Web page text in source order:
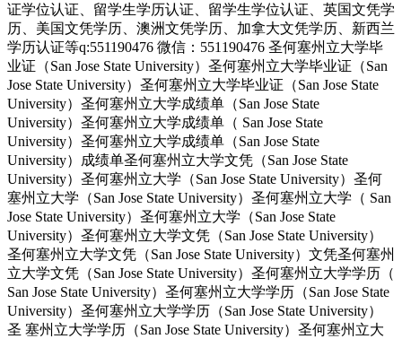
证学位认证、留学生学历认证、留学生学位认证、英国文凭学
历、美国文凭学历、澳洲文凭学历、加拿大文凭学历、新西兰
学历认证等q:551190476 微信：551190476 圣何塞州立大学毕
业证（San Jose State University）圣何塞州立大学毕业证（San
Jose State University）圣何塞州立大学毕业证（San Jose State
University）圣何塞州立大学成绩单（San Jose State
University）圣何塞州立大学成绩单（ San Jose State
University）圣何塞州立大学成绩单（San Jose State
University）成绩单圣何塞州立大学文凭（San Jose State
University）圣何塞州立大学（San Jose State University）圣何
塞州立大学（San Jose State University）圣何塞州立大学（ San
Jose State University）圣何塞州立大学（San Jose State
University）圣何塞州立大学文凭（San Jose State University）
圣何塞州立大学文凭（San Jose State University）文凭圣何塞州
立大学文凭（San Jose State University）圣何塞州立大学学历（
San Jose State University）圣何塞州立大学学历（San Jose State
University）圣何塞州立大学学历（San Jose State University）
圣 塞州立大学学历（San Jose State University）圣何塞州立大